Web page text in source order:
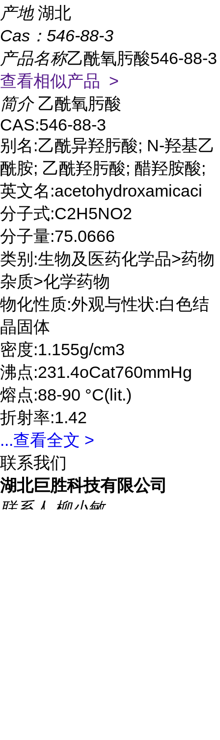
产地 湖北
Cas： 546-88-3
产品名称乙酰氧肟酸546-88-3
查看相似产品 >
简介 乙酰氧肟酸
CAS:546-88-3
别名:乙酰异羟肟酸; N-羟基乙
酰胺; 乙酰羟肟酸; 醋羟胺酸;
英文名:acetohydroxamicaci
分子式:C2H5NO2
分子量:75.0666
类别:生物及医药化学品>药物
杂质>化学药物
物化性质:外观与性状:白色结
晶固体
密度:1.155g/cm3
沸点:231.4oCat760mmHg
熔点:88-90 °C(lit.)
折射率:1.42
...查看全文 >
联系我们
湖北巨胜科技有限公司
联系人 柳小敏